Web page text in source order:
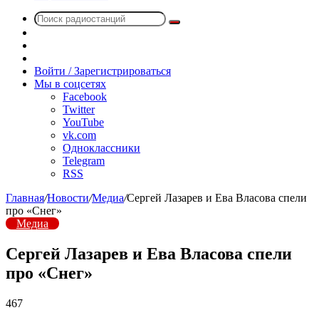
Поиск
радио
Войти / Зарегистрироваться
Мы в соцсетях
Facebook
Twitter
YouTube
vk.com
Одноклассники
Telegram
RSS
Главная/Новости/Медиа/Сергей Лазарев и Ева Власова спели
про «Снег»
Медиа
Сергей Лазарев и Ева Власова спели
про «Снег»
467